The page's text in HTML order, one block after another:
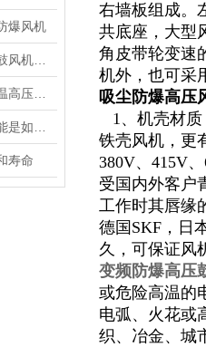
爆风机
寿命
右墙板组成。
共底座，大型
角皮带轮变速
机外，也可采
吸尘防爆高压
1、机壳材质
铁壳风机，更
380V、415V
受国内外客户
工作时其唇缘
德国SKF，日
久，可保证风
变频防爆高压
或危险高温的
电弧、火花或
织、冶金、城